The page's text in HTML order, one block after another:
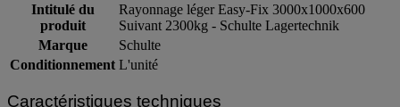
Intitulé du
produit
Rayonnage léger Easy-Fix 3000x1000x600
Suivant 2300kg - Schulte Lagertechnik
Marque
Schulte
Conditionnement L'unité
Caractéristiques techniques